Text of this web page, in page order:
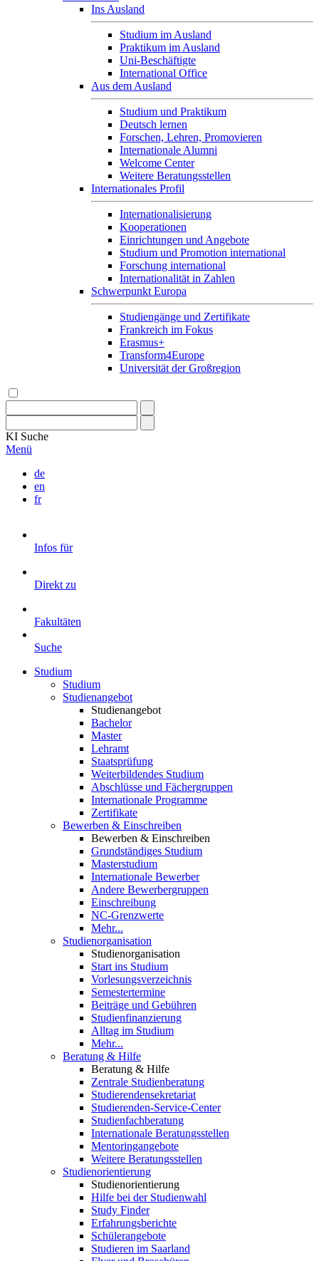
Ins Ausland
Studium im Ausland
Praktikum im Ausland
Uni-Beschäftigte
International Office
Aus dem Ausland
Studium und Praktikum
Deutsch lernen
Forschen, Lehren, Promovieren
Internationale Alumni
Welcome Center
Weitere Beratungsstellen
Internationales Profil
Internationalisierung
Kooperationen
Einrichtungen und Angebote
Studium und Promotion international
Forschung international
Internationalität in Zahlen
Schwerpunkt Europa
Studiengänge und Zertifikate
Frankreich im Fokus
Erasmus+
Transform4Europe
Universität der Großregion
KI Suche
Menü
de
en
fr
Infos für
Direkt zu
Fakultäten
Suche
Studium
Studium
Studienangebot
Studienangebot
Bachelor
Master
Lehramt
Staatsprüfung
Weiterbildendes Studium
Abschlüsse und Fächergruppen
Internationale Programme
Zertifikate
Bewerben & Einschreiben
Bewerben & Einschreiben
Grundständiges Studium
Masterstudium
Internationale Bewerber
Andere Bewerbergruppen
Einschreibung
NC-Grenzwerte
Mehr...
Studienorganisation
Studienorganisation
Start ins Studium
Vorlesungsverzeichnis
Semestertermine
Beiträge und Gebühren
Studienfinanzierung
Alltag im Studium
Mehr...
Beratung & Hilfe
Beratung & Hilfe
Zentrale Studienberatung
Studierendensekretariat
Studierenden-Service-Center
Studienfachberatung
Internationale Beratungsstellen
Mentoringangebote
Weitere Beratungsstellen
Studienorientierung
Studienorientierung
Hilfe bei der Studienwahl
Study Finder
Erfahrungsberichte
Schülerangebote
Studieren im Saarland